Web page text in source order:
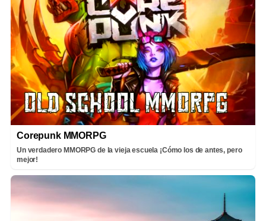
Corepunk MMORPG
Un verdadero MMORPG de la vieja escuela ¡Cómo los de antes, pero
mejor!